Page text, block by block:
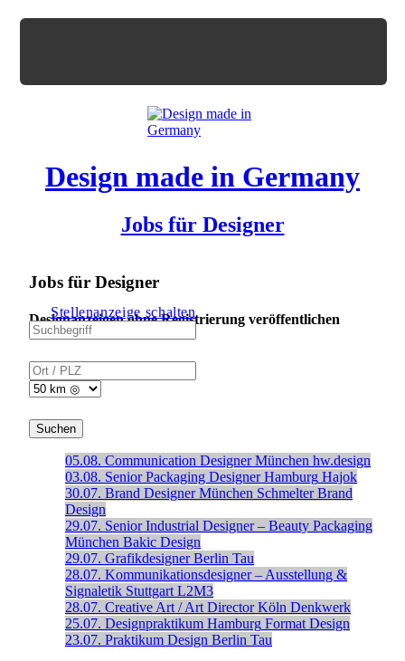
Design made in Germany
Jobs für Designer
Jobs für Designer
Designanzeigen ohne Registrierung veröffentlichen
Stellenanzeige schalten
05.08. Communication Designer München hw.design
03.08. Senior Packaging Designer Hamburg Hajok
30.07. Brand Designer München Schmelter Brand
Design
29.07. Senior Industrial Designer – Beauty Packaging
München Bakic Design
29.07. Grafikdesigner Berlin Tau
28.07. Kommunikationsdesigner – Ausstellung &
Signaletik Stuttgart L2M3
28.07. Creative Art / Art Director Köln Denkwerk
25.07. Designpraktikum Hamburg Format Design
23.07. Praktikum Design Berlin Tau